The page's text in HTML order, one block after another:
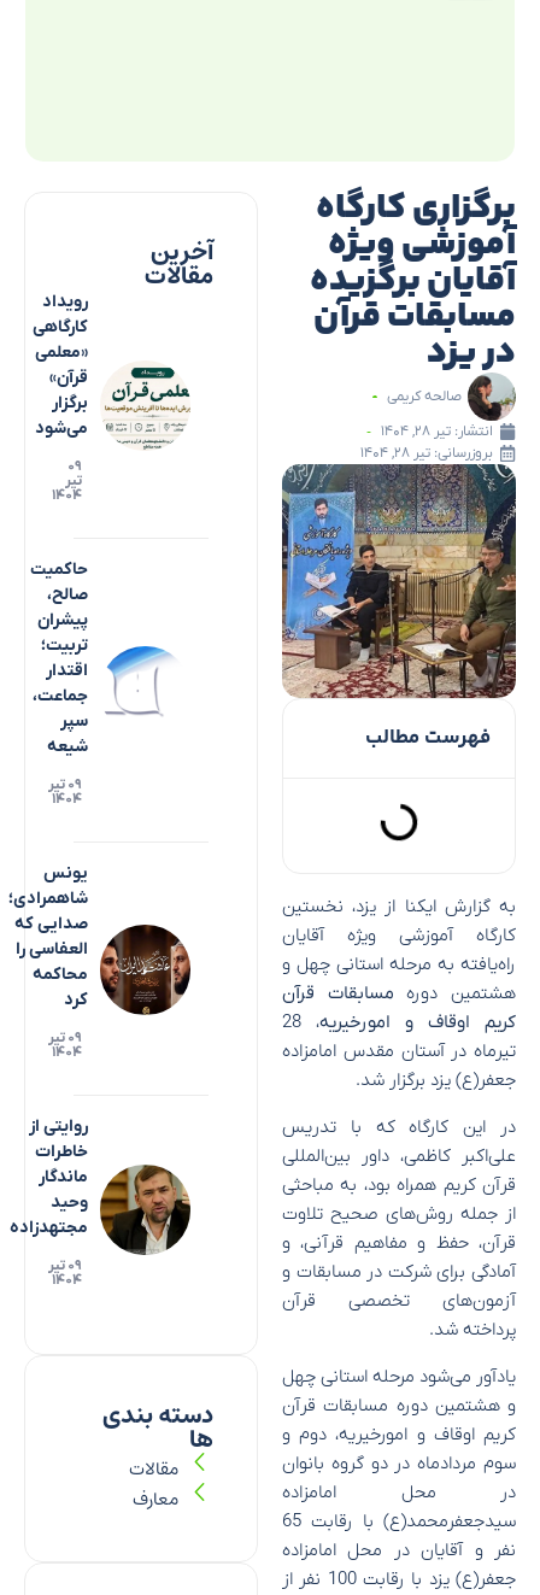
برگزاری کارگاه
آموزشی ویژه
آقایان برگزیده
مسابقات قرآن
در یزد
صالحه کریمی
انتشار: تیر ۲۸, ۱۴۰۴
بروزرسانی: تیر ۲۸, ۱۴۰۴
فهرست مطالب
به گزارش ایکنا از یزد، نخستین
کارگاه آموزشی ویژه آقایان
راه‌یافته به مرحله استانی چهل و
هشتمین دوره مسابقات قرآن
کریم اوقاف و امورخیریه
، 28
تیرماه در آستان مقدس امامزاده
جعفر(ع) یزد برگزار شد.
در این کارگاه که با تدریس
علی‌اکبر کاظمی، داور بین‌المللی
قرآن کریم همراه بود، به مباحثی
از جمله روش‌های صحیح تلاوت
قرآن، حفظ و مفاهیم قرآنی، و
آمادگی برای شرکت در مسابقات و
آزمون‌های تخصصی قرآن
پرداخته شد.
یادآور می‌شود مرحله استانی چهل
و هشتمین دوره مسابقات قرآن
کریم اوقاف و امورخیریه، دوم و
سوم مردادماه در دو گروه بانوان
در محل امامزاده
سیدجعفرمحمد(ع) با رقابت 65
نفر و آقایان در محل امامزاده
جعفر(ع) یزد با رقابت 100 نفر از
آخرین
مقالات
رویداد
کارگاهی
«معلمی
قرآن»
برگزار
می‌شود
۰۹
تیر
۱۴۰۴
حاکمیت
صالح،
پیشران
تربیت؛
اقتدار
جماعت،
سپر
شیعه
۰۹ تیر
۱۴۰۴
یونس
شاهمرادی؛
صدایی که
العفاسی را
محاکمه
کرد
۰۹ تیر
۱۴۰۴
روایتی از
خاطرات
ماندگار
وحید
مجتهدزاده
۰۹ تیر
۱۴۰۴
دسته بندی
ها
مقالات
معارف